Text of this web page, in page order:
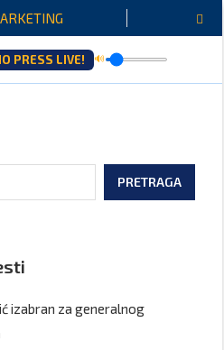
PRESS LIVE! 🔊
PRETRAGA
izabran za generalnog